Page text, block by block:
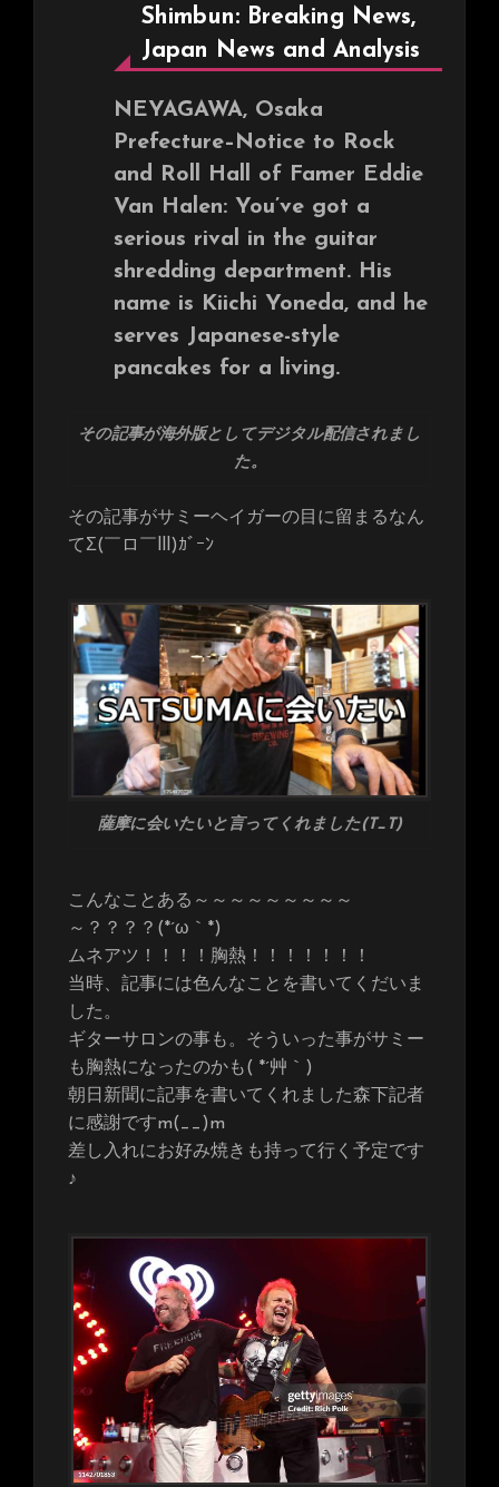
Shimbun: Breaking News,
Japan News and Analysis
NEYAGAWA, Osaka
Prefecture–Notice to Rock
and Roll Hall of Famer Eddie
Van Halen: You’ve got a
serious rival in the guitar
shredding department. His
name is Kiichi Yoneda, and he
serves Japanese-style
pancakes for a living.
その記事が海外版としてデジタル配信されまし
た。
その記事がサミーヘイガーの目に留まるなん
てΣ(￣ロ￣lll)ｶﾞｰﾝ
薩摩に会いたいと言ってくれました(T_T)
こんなことある～～～～～～～～～
～？？？？(*´ω｀*)
ムネアツ！！！！胸熱！！！！！！！
当時、記事には色んなことを書いてくだいま
した。
ギターサロンの事も。そういった事がサミー
も胸熱になったのかも( *´艸｀)
朝日新聞に記事を書いてくれました森下記者
に感謝ですm(__)m
差し入れにお好み焼きも持って行く予定です
♪